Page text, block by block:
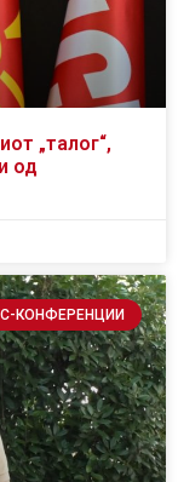
„талог“,
од
КОНФЕРЕНЦИИ